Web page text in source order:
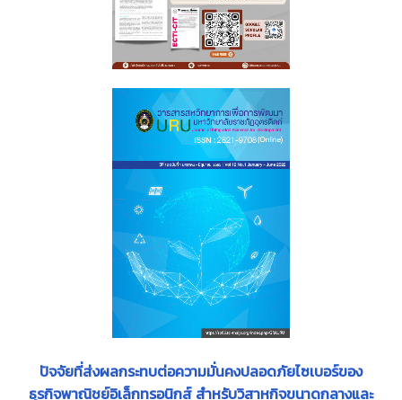
ปัจจัยที่ส่งผลกระทบต่อความมั่นคงปลอดภัยไซเบอร์ของ
ธุรกิจพาณิชย์อิเล็กทรอนิกส์ สำหรับวิสาหกิจขนาดกลางและ